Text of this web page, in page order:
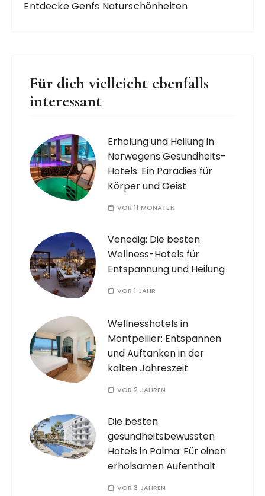
Entdecke Genfs Naturschönheiten
Für dich vielleicht ebenfalls
interessant
Erholung und Heilung in
Norwegens Gesundheits-
Hotels: Ein Paradies für
Körper und Geist
VOR 11 MONATEN
Venedig: Die besten
Wellness-Hotels für
Entspannung und Heilung
VOR 1 JAHR
Wellnesshotels in
Montpellier: Entspannen
und Auftanken in der
kalten Jahreszeit
VOR 2 JAHREN
Die besten
gesundheitsbewussten
Hotels in Palma: Für einen
erholsamen Aufenthalt
VOR 3 JAHREN